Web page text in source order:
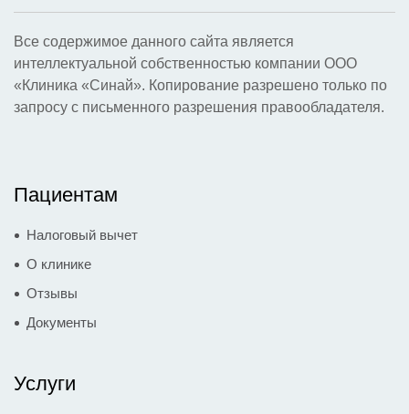
Все содержимое данного сайта является
интеллектуальной собственностью компании ООО
«Клиника «Синай». Копирование разрешено только по
запросу с письменного разрешения правообладателя.
Пациентам
Налоговый вычет
О клинике
Отзывы
Документы
Услуги